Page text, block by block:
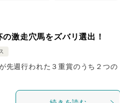
激走穴馬をズバリ選出！
先週行われた３重賞のうち２つの